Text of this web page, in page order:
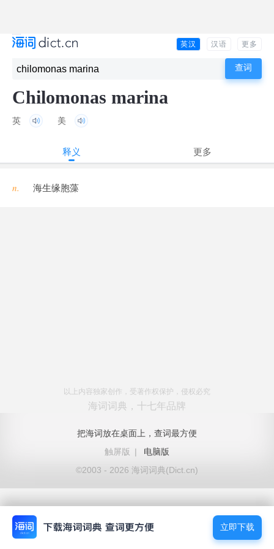
英汉 汉语 更多
Chilomonas marina
英 美
释义 更多
n. 海生缘胞藻
以上内容独家创作，受著作权保护，侵权必究
海词词典，十七年品牌
把海词放在桌面上，查词最方便
触屏版
|
电脑版
©2003 - 2026 海词词典(Dict.cn)
立即下载
立即下载